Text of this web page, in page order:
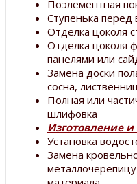
Поэлементная
Ступенька перед
Отделка цоколя
Отделка цоколя
панелями или
Замена доски
сосна,
Полная или
шлифовка
Изготовление
Установка
Замена